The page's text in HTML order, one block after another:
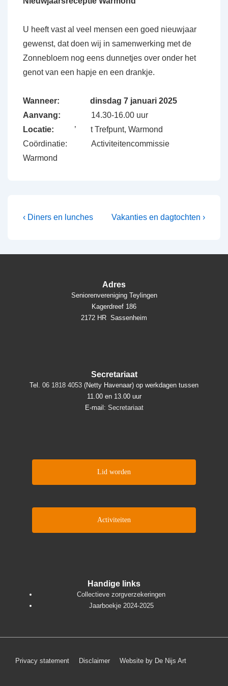
U heeft vast al veel mensen een goed nieuwjaar
gewenst, dat doen wij in samenwerking met de
Zonnebloem nog eens dunnetjes over onder het
genot van een hapje en een drankje.
Wanneer:
dinsdag 7 januari 2025
Aanvang: 14.30-16.00 uur
Locatie: ’ t Trefpunt, Warmond
Coördinatie: Activiteitencommissie
Warmond
Bericht
Vorig
‹ Diners en lunches
Volgende
Vakanties en dagtochten ›
Adres
Seniorenvereniging Teylingen
Kagerdreef 186
2172 HR Sassenheim
Secretariaat
Tel. 06 1818 4053 (Netty Havenaar) op werkdagen tussen
11.00 en 13.00 uur
E-mail: Secretariaat
Lid worden
Activiteiten
Handige links
Collectieve zorgverzekeringen
Jaarboekje 2024-2025
Footer
Privacy statement Disclaimer Website by De Nijs Art